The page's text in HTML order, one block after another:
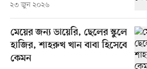
২৩ জুন ২০২৬
মেয়ের জন্য ডায়েরি, ছেলের স্কুলে
হাজির, শাহরুখ খান বাবা হিসেবে
কেমন